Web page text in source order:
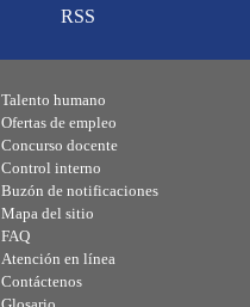
RSS
Talento humano
Ofertas de empleo
Concurso docente
Control interno
Buzón de notificaciones
Mapa del sitio
FAQ
Atención en línea
Contáctenos